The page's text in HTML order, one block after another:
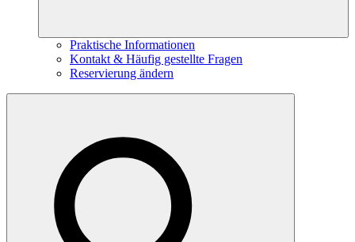
Praktische Informationen
Kontakt & Häufig gestellte Fragen
Reservierung ändern